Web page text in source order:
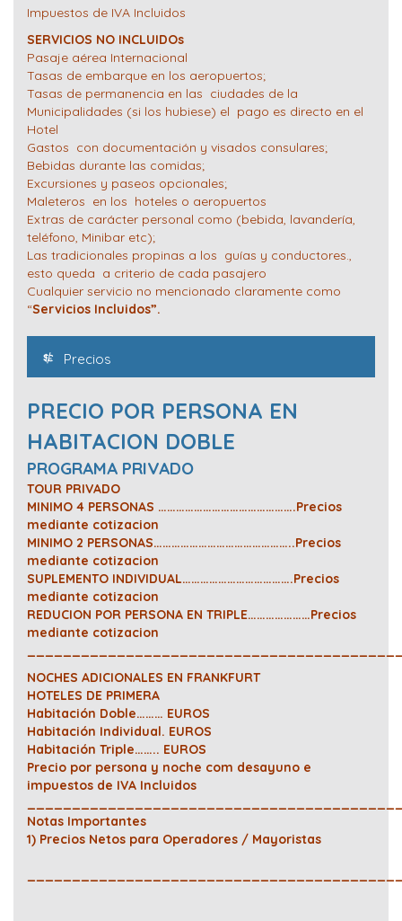
Impuestos de IVA Incluidos
SERVICIOS NO INCLUIDOs
Pasaje aérea Internacional
Tasas de embarque en los aeropuertos;
Tasas de permanencia en las ciudades de la
Municipalidades (si los hubiese) el pago es directo en el
Hotel
Gastos con documentación y visados consulares;
Bebidas durante las comidas;
Excursiones y paseos opcionales;
Maleteros en los hoteles o aeropuertos
Extras de carácter personal como (bebida, lavandería,
teléfono, Minibar etc);
Las tradicionales propinas a los guías y conductores.,
esto queda a criterio de cada pasajero
Cualquier servicio no mencionado claramente como
“Servicios Incluidos”.
Precios
PRECIO POR PERSONA EN
HABITACION DOBLE
PROGRAMA PRIVADO
TOUR PRIVADO
MINIMO 4 PERSONAS ……………………………………….Precios
mediante cotizacion
MINIMO 2 PERSONAS………………………………………..Precios
mediante cotizacion
SUPLEMENTO INDIVIDUAL……………………………….Precios
mediante cotizacion
REDUCION POR PERSONA EN TRIPLE…………………Precios
mediante cotizacion
NOCHES ADICIONALES EN FRANKFURT
HOTELES DE PRIMERA
Habitación Doble……… EUROS
Habitación Individual. EUROS
Habitación Triple…….. EUROS
Precio por persona y noche com desayuno e
impuestos de IVA Incluidos
Notas Importantes
1) Precios Netos para Operadores / Mayoristas